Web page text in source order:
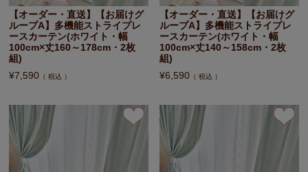
【オーダー・直送】【お届けグ
ループA】多機能ストライプレ
ースカーテン(ホワイト・幅
100cm×丈160～178cm・2枚
組)
¥7,590 税込
【オーダー・直送】【お届けグ
ループA】多機能ストライプレ
ースカーテン(ホワイト・幅
100cm×丈140～158cm・2枚
組)
¥6,590 税込